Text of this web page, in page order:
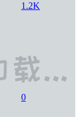
1.2K
0